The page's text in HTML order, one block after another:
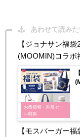
あわせて読み
【ジョナサン福
(MOOMIN)コラ
お得情報・割引セー
ル特集
【モスバーガー